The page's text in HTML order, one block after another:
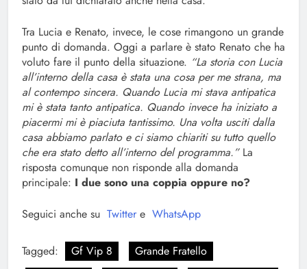
Tra Lucia e Renato, invece, le cose rimangono un grande
punto di domanda. Oggi a parlare è stato Renato che ha
voluto fare il punto della situazione. “La storia con Lucia
all’interno della casa è stata una cosa per me strana, ma
al contempo sincera. Quando Lucia mi stava antipatica
mi è stata tanto antipatica. Quando invece ha iniziato a
piacermi mi è piaciuta tantissimo. Una volta usciti dalla
casa abbiamo parlato e ci siamo chiariti su tutto quello
che era stato detto all’interno del programma.” La
risposta comunque non risponde alla domanda
principale: I due sono una coppia oppure no?
Seguici anche su Twitter e WhatsApp
Tagged: Gf Vip 8
Grande Fratello